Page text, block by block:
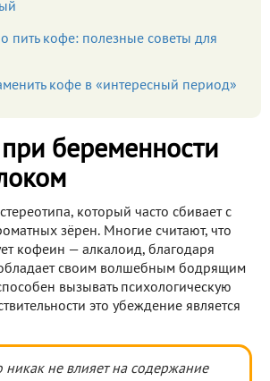
пить кофе: полезные советы для
кофе в «интересный период»
беременности
который часто сбивает с
зёрен. Многие считают, что
кофеин — алкалоид, благодаря
своим волшебным бодрящим
вызывать психологическую
это убеждение является
никак не влияет на содержание